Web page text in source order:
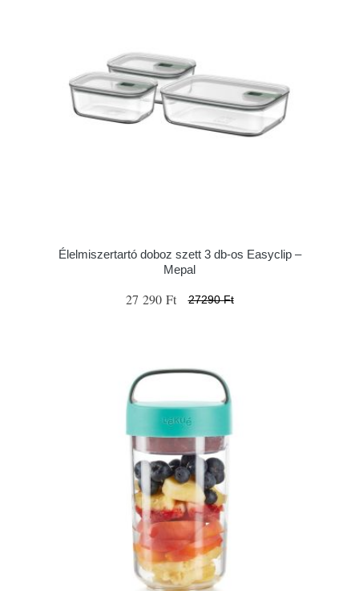
Élelmiszertartó doboz szett 3 db-os Easyclip –
Mepal
27 290 Ft 27290 Ft